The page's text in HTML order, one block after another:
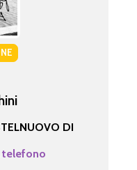
DI
telefono